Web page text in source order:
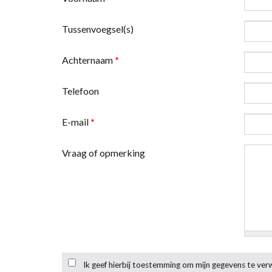
Tussenvoegsel(s)
Achternaam *
Telefoon
E-mail *
Vraag of opmerking
Ik geef hierbij toestemming om mijn gegevens te